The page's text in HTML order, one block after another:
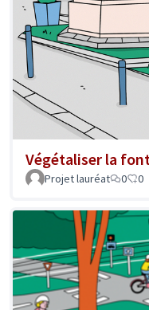
Végétaliser la
Projet lauréat 0 0